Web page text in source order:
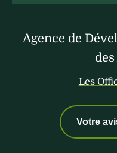
Agence de
Les
Votre